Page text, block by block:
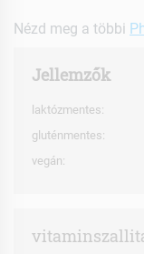
Nézd meg a többi
Jellemzők
laktózmentes:
gluténmentes:
vegán: